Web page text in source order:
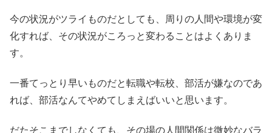
今の状況がツライものだとしても、周りの人間や環境が変
化すれば、その状況がころっと変わることはよくありま
す。
一番てっとり早いものだと転職や転校、部活が嫌なのであ
れば、部活なんてやめてしまえばいいと思います。
だたそこまでしなくても、その場の人間関係は微妙なバラ